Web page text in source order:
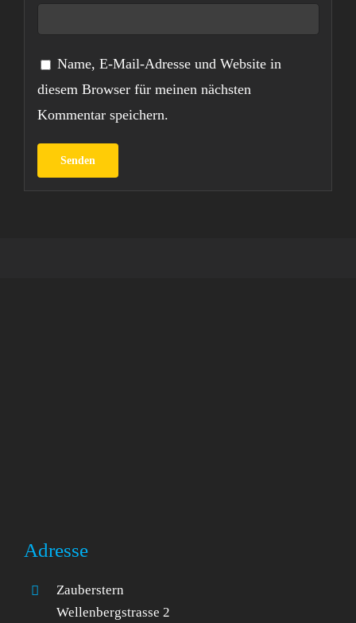
Name, E-Mail-Adresse und Website in
diesem Browser für meinen nächsten
Kommentar speichern.
Adresse
Zauberstern
Wellenbergstrasse 2